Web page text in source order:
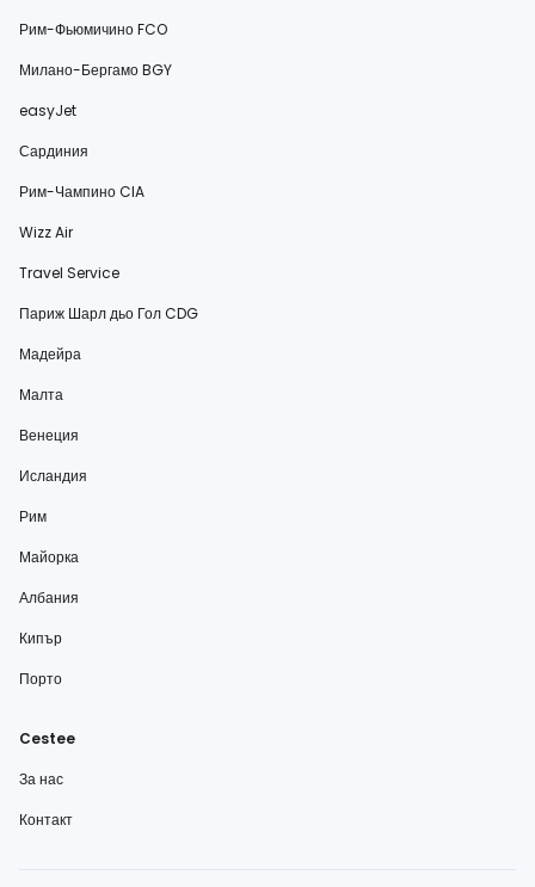
Рим-Фьюмичино FCO
Милано-Бергамо BGY
easyJet
Сардиния
Рим-Чампино CIA
Wizz Air
Travel Service
Париж Шарл дьо Гол CDG
Мадейра
Малта
Венеция
Исландия
Рим
Майорка
Албания
Кипър
Порто
Cestee
За нас
Контакт